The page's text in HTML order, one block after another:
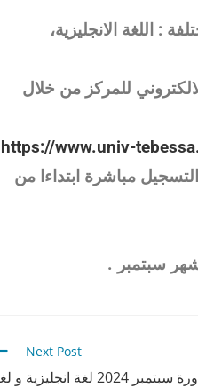
: اللغة الانجليزية،
للمركز من خلال
https://www.univ-
مباشرة ابتداءا من
شهر سبتمبر .
Next Post
امتحان تحديد المستوى دورة سبتمبر 2024 لغة